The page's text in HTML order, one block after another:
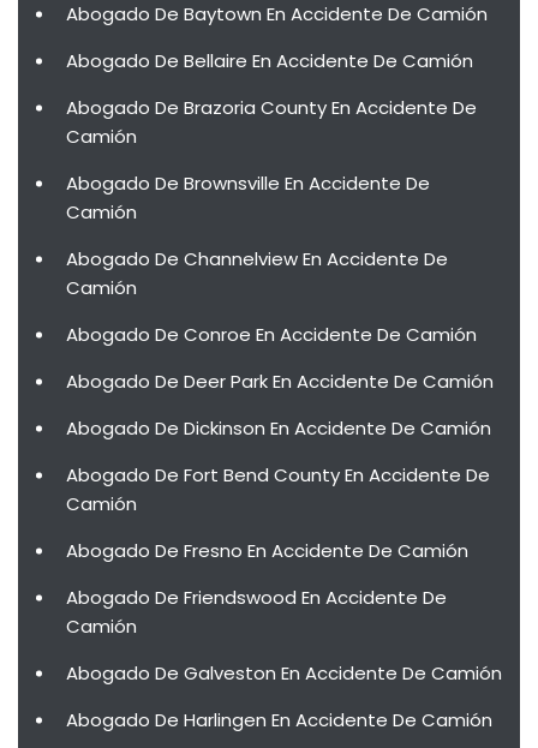
Abogado De Baytown En Accidente De Camión
Abogado De Bellaire En Accidente De Camión
Abogado De Brazoria County En Accidente De
Camión
Abogado De Brownsville En Accidente De
Camión
Abogado De Channelview En Accidente De
Camión
Abogado De Conroe En Accidente De Camión
Abogado De Deer Park En Accidente De Camión
Abogado De Dickinson En Accidente De Camión
Abogado De Fort Bend County En Accidente De
Camión
Abogado De Fresno En Accidente De Camión
Abogado De Friendswood En Accidente De
Camión
Abogado De Galveston En Accidente De Camión
Abogado De Harlingen En Accidente De Camión